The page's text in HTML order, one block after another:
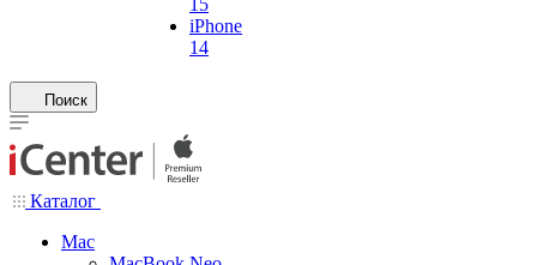
15
iPhone
14
Поиск
Каталог
Mac